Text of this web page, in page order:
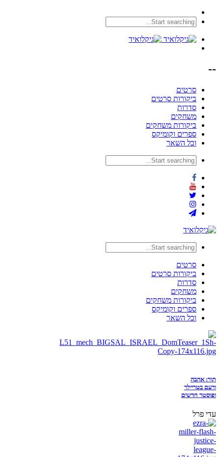
--
סרטים
ביקורות סרטים
סדרות
משחקים
ביקורות משחקים
ספרים וקומיקס
וכל השאר
סרטים
ביקורות סרטים
סדרות
משחקים
ביקורות משחקים
ספרים וקומיקס
וכל השאר
תור: אהבה
ורעם בטריילר
ופוסטר חדשים
עדי פרל